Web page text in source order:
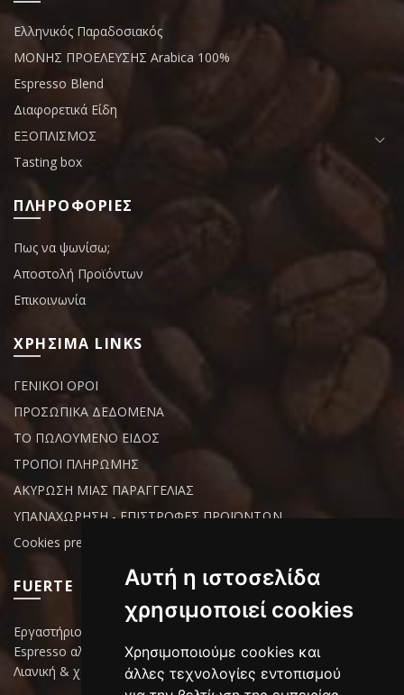
Αυτή η ιστοσελίδα
χρησιμοποιεί cookies
Χρησιμοποιούμε cookies και
άλλες τεχνολογίες εντοπισμού
Ελληνικός Παραδοσιακός
ΜΟΝΗΣ ΠΡΟΕΛΕΥΣΗΣ Arabica 100%
Espresso Blend
Διαφορετικά Είδη
ΕΞΟΠΛΙΣΜΟΣ
Tasting box
ΠΛΗΡΟΦΟΡΙΕΣ
Πως να ψωνίσω;
Αποστολή Προϊόντων
Επικοινωνία
ΧΡΗΣΙΜΑ LINKS
ΓΕΝΙΚΟΙ ΟΡΟΙ
ΠΡΟΣΩΠΙΚΑ ΔΕΔΟΜΕΝΑ
ΤΟ ΠΩΛΟΥΜΕΝΟ ΕΙΔΟΣ
ΤΡΟΠΟΙ ΠΛΗΡΩΜΗΣ
ΑΚΥΡΩΣΗ ΜΙΑΣ ΠΑΡΑΓΓΕΛΙΑΣ
ΥΠΑΝΑΧΩΡΗΣΗ - ΕΠΙΣΤΡΟΦΕΣ ΠΡΟΪΟΝΤΩΝ
Cookies preferences
FUERTE
Εργαστήριο επεξεργασίας καφέ
Espresso αλεσμένος ή κόκκους
Λιανική & χονδρική πώληση